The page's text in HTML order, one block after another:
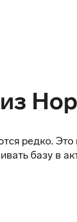
редко.
базу в